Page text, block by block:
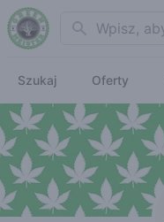
Search
Szukaj Oferty